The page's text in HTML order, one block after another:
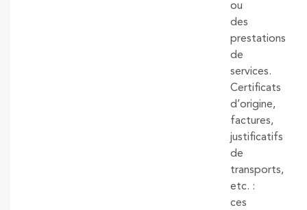
ou
des
prestations
de
services.
Certificats
d’origine,
factures,
justificatifs
de
transports,
etc. :
ces